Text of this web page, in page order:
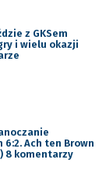
z GKSem
i wielu okazji
6:2. Ach ten Brown
8 komentarzy